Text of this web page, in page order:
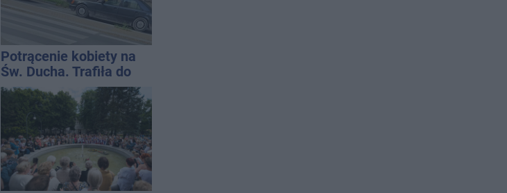
Potrącenie kobiety na
Św. Ducha. Trafiła do
szpitala